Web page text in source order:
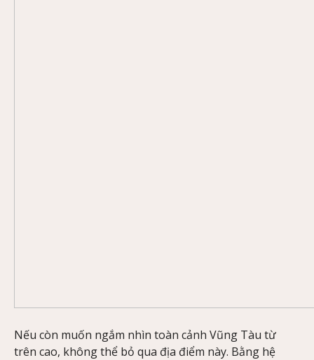
Nếu còn muốn ngắm nhìn toàn cảnh Vũng Tàu từ
trên cao, không thể bỏ qua địa điểm này. Bằng hệ